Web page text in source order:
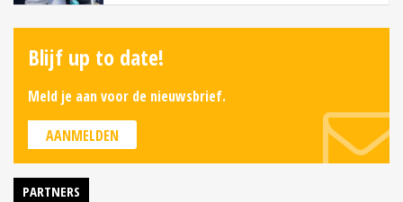
Blijf up to date!
Meld je aan voor de nieuwsbrief.
AANMELDEN
PARTNERS